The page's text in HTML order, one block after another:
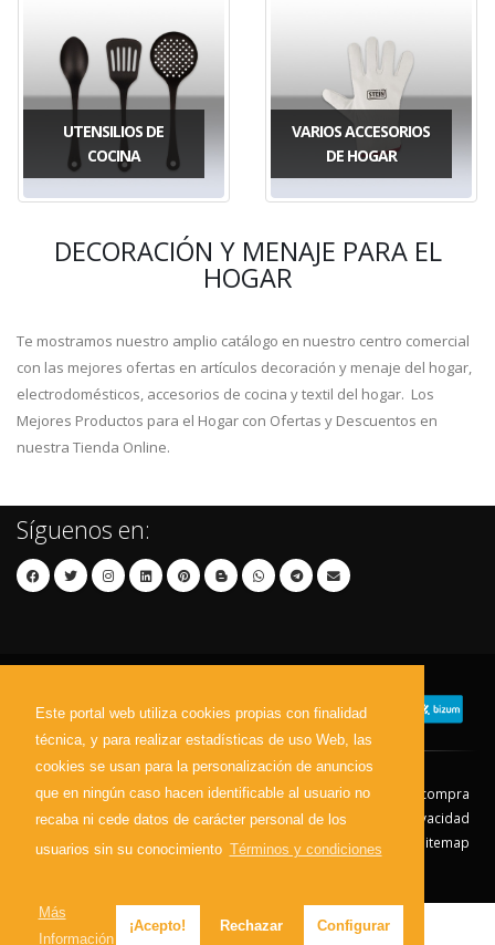
Este portal web utiliza cookies propias con finalidad
técnica, y para realizar estadísticas de uso Web, las
cookies se usan para la personalización de anuncios
que en ningún caso hacen identificable al usuario no
recaba ni cede datos de carácter personal de los
usuarios sin su conocimiento Términos y condiciones
Más
Información
¡Acepto! Rechazar Configurar
UTENSILIOS DE
COCINA
VARIOS ACCESORIOS
DE HOGAR
DECORACIÓN Y MENAJE PARA EL
HOGAR
Te mostramos nuestro amplio catálogo en nuestro centro comercial
con las mejores ofertas en artículos decoración y menaje del hogar,
electrodomésticos, accesorios de cocina y textil del hogar. Los
Mejores Productos para el Hogar con Ofertas y Descuentos en
nuestra Tienda Online.
Síguenos en:
Contacto Aviso Legal
Condiciones de compra
Política de envíos
Política de devolución
Política de Privacidad
Política de Cookies
Sitemap